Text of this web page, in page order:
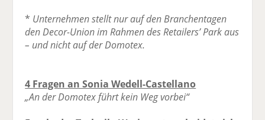
* Unternehmen stellt nur auf den Branchentagen
den Decor-Union im Rahmen des Retailers’ Park aus
– und nicht auf der Domotex.
4 Fragen an Sonia Wedell-Castellano
„An der Domotex führt kein Weg vorbei“